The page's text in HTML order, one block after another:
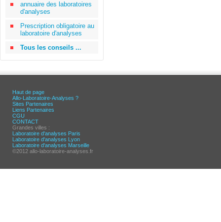
annuaire des laboratoires
d'analyses
Prescription obligatoire au
laboratoire d'analyses
Tous les conseils ...
Haut de page
Allo-Laboratoire-Analyses ?
Sites Partenaires
Liens Partenaires
CGU
CONTACT
Grandes villes :
Laboratoire d'analyses Paris
Laboratoire d'analyses Lyon
Laboratoire d'analyses Marseille
©2012 allo-laboratoire-analyses.fr